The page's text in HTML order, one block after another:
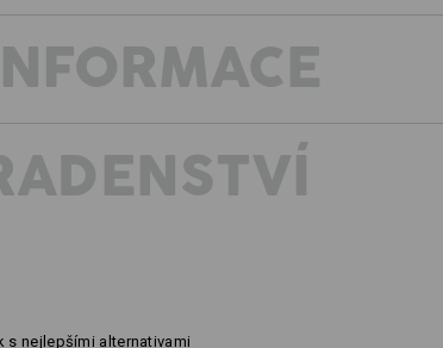
TEPLÝ TROYER S POHODLNÝM
Sportovní funkční troyer thermo
dokáže troyer udržet i za velmi
zůstane zároveň prodyšný a velmi
výborně použít jako hřejivou vrstvu
jakkoli omezovala volnost pohybu.
pro
barev a
provedením a
s nejlepšími alternativami